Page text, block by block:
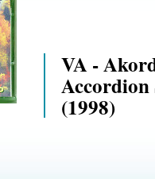
VA -
Accordion
(1998)